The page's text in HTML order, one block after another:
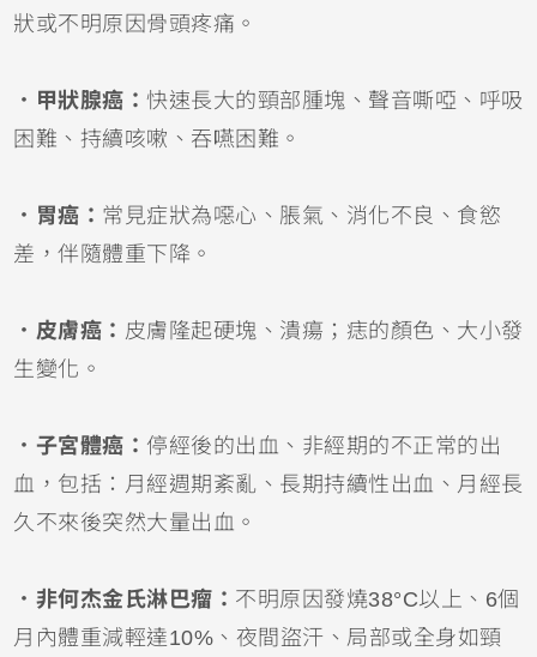
狀或不明原因骨頭疼痛。
．甲狀腺癌：快速長大的頸部腫塊、聲音嘶啞、呼吸
困難、持續咳嗽、吞嚥困難。
．胃癌： 常見症狀為噁心、脹氣、消化不良、食慾
差，伴隨體重下降。
．皮膚癌： 皮膚隆起硬塊、潰瘍；痣的顏色、大小發
生變化。
．子宮體癌： 停經後的出血、非經期的不正常的出
血，包括：月經週期紊亂、長期持續性出血、月經長
久不來後突然大量出血。
．非何杰金氏淋巴瘤： 不明原因發燒38°C以上、6個
月內體重減輕達10%、夜間盜汗、局部或全身如頸